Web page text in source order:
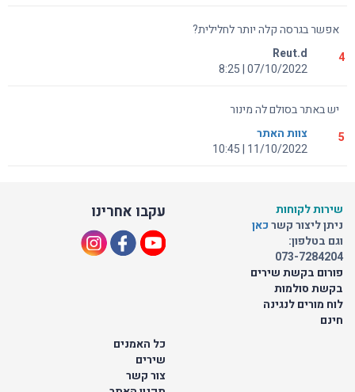
אפשר בגרסה קלה יותר לחלילית?
Reut.d
07/10/2022 | 8:25
4
יש באתר בסולם לה מינור
צוות האתר
11/10/2022 | 10:45
5
עקבו אחרינו
שירות לקוחות
ניתן ליצור קשרכאן
וגם בטלפון:
073-7284204
פורום בקשת שירים
בקשת סולמות
לוח מורים לנגינה
חינם
כל האמנים
שירים
צור קשר